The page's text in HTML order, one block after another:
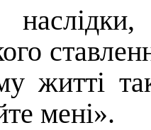
житті
мені».